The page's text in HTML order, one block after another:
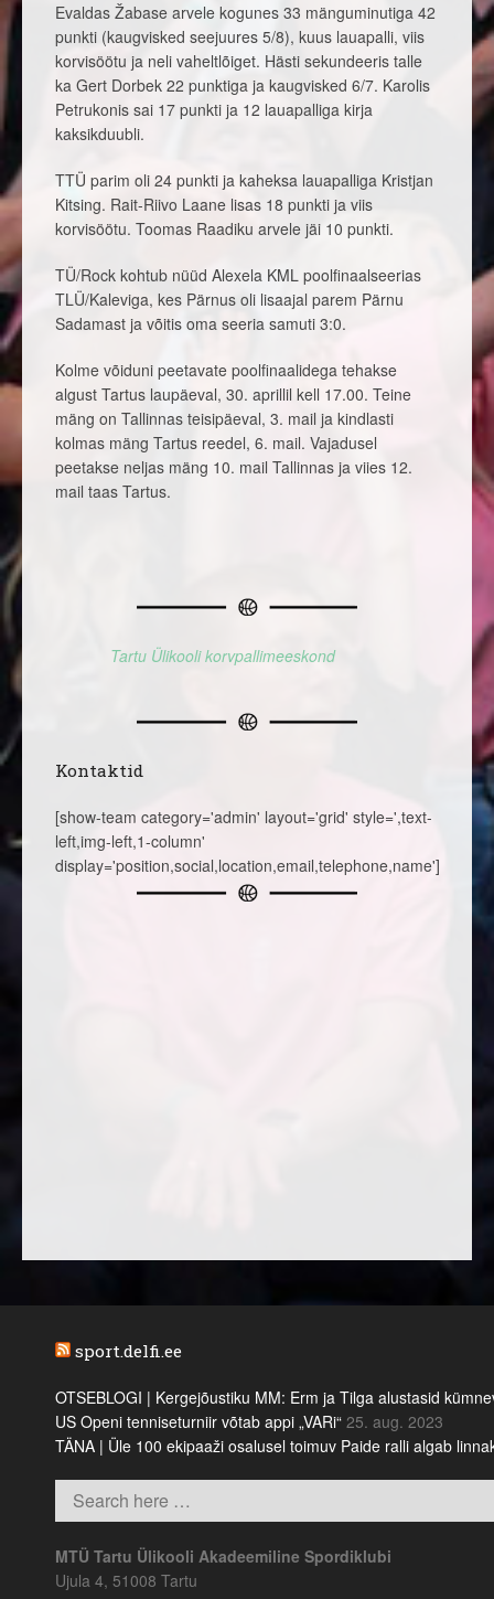
Evaldas Žabase arvele kogunes 33 mänguminutiga 42
punkti (kaugvisked seejuures 5/8), kuus lauapalli, viis
korvisöötu ja neli vaheltlõiget. Hästi sekundeeris talle
ka Gert Dorbek 22 punktiga ja kaugvisked 6/7. Karolis
Petrukonis sai 17 punkti ja 12 lauapalliga kirja
kaksikduubli.
TTÜ parim oli 24 punkti ja kaheksa lauapalliga Kristjan
Kitsing. Rait-Riivo Laane lisas 18 punkti ja viis
korvisöötu. Toomas Raadiku arvele jäi 10 punkti.
TÜ/Rock kohtub nüüd Alexela KML poolfinaalseerias
TLÜ/Kaleviga, kes Pärnus oli lisaajal parem Pärnu
Sadamast ja võitis oma seeria samuti 3:0.
Kolme võiduni peetavate poolfinaalidega tehakse
algust Tartus laupäeval, 30. aprillil kell 17.00. Teine
mäng on Tallinnas teisipäeval, 3. mail ja kindlasti
kolmas mäng Tartus reedel, 6. mail. Vajadusel
peetakse neljas mäng 10. mail Tallinnas ja viies 12.
mail taas Tartus.
Tartu Ülikooli korvpallimeeskond
Kontaktid
[show-team category='admin' layout='grid' style=',text-
left,img-left,1-column'
display='position,social,location,email,telephone,name']
sport.delfi.ee
OTSEBLOGI | Kergejõustiku MM: Erm ja Tilga alustasid
US Openi tenniseturniir võtab appi „VARi“ 25. aug. 2023
TÄNA | Üle 100 ekipaaži osalusel toimuv Paide ralli algab
MTÜ Tartu Ülikooli Akadeemiline Spordiklubi
Ujula 4, 51008 Tartu